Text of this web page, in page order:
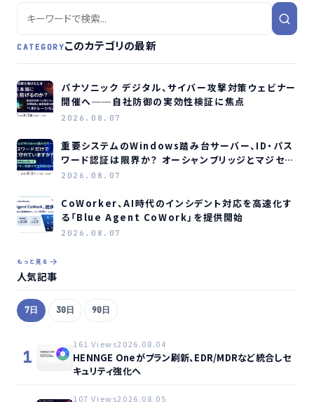
CATEGORYこのカテゴリの最新
パナソニック デジタル、サイバー攻撃対策ウェビナー
開催へ──自社防御の実効性検証に焦点
2026.08.07
重要システムのWindows踏み台サーバー、ID・パス
ワード認証は限界か？ オーシャンブリッジとマジセミ
がウェビナー開催へ
2026.08.07
CoWorker、AI時代のインシデント対応を高速化す
る「Blue Agent CoWork」を提供開始
2026.08.07
もっと見る
人気記事
7日 30日 90日
1
161 Views2026.08.04
HENNGE Oneがプラン刷新、EDR/MDRなど統合しセ
キュリティ強化へ
107 Views2026.08.05